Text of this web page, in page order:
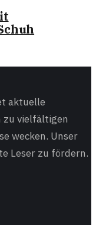
aktuelle
zu vielfältigen
wecken. Unser
Leser zu fördern.